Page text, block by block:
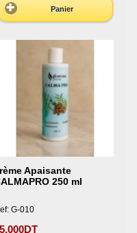
Panier
Apaisante
250 ml
G-010